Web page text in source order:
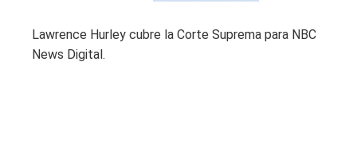
Lawrence Hurley cubre la Corte Suprema para NBC
News Digital.